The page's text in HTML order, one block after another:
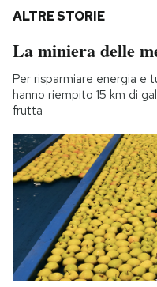
ALTRE STORIE
La miniera delle
Per risparmiare energia e
hanno riempito 15 km di
frutta